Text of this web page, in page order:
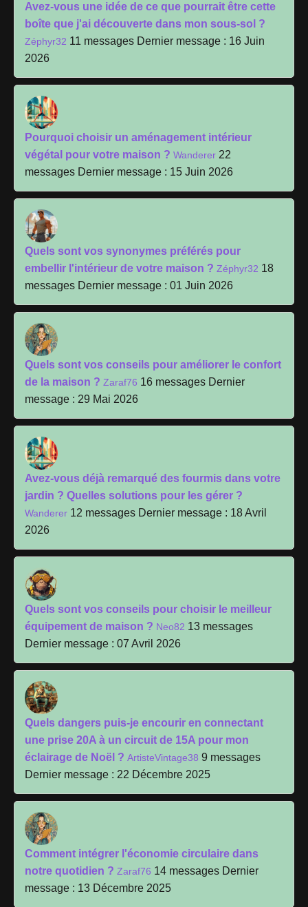
Avez-vous une idée de ce que pourrait être cette
boîte que j'ai découverte dans mon sous-sol ?
Zéphyr32 11 messages Dernier message : 16 Juin
2026
Pourquoi choisir un aménagement intérieur
végétal pour votre maison ? Wanderer 22
messages Dernier message : 15 Juin 2026
Quels sont vos synonymes préférés pour
embellir l'intérieur de votre maison ? Zéphyr32 18
messages Dernier message : 01 Juin 2026
Quels sont vos conseils pour améliorer le confort
de la maison ? Zaraf76 16 messages Dernier
message : 29 Mai 2026
Avez-vous déjà remarqué des fourmis dans votre
jardin ? Quelles solutions pour les gérer ?
Wanderer 12 messages Dernier message : 18 Avril
2026
Quels sont vos conseils pour choisir le meilleur
équipement de maison ? Neo82 13 messages
Dernier message : 07 Avril 2026
Quels dangers puis-je encourir en connectant
une prise 20A à un circuit de 15A pour mon
éclairage de Noël ? ArtisteVintage38 9 messages
Dernier message : 22 Décembre 2025
Comment intégrer l'économie circulaire dans
notre quotidien ? Zaraf76 14 messages Dernier
message : 13 Décembre 2025